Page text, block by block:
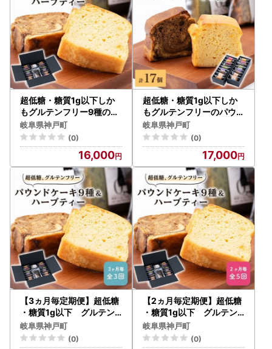
超低糖・糖質1g以下しか
もグルテンフリー9種のパ
ウンドケーキ17個と飲み
やすいハーブティーのセッ
ト【1147853】
岐阜県神戸町
(0)
16,000
超低糖・糖質1g以下しか
もグルテンフリーのパウン
ドケーキ17個 (ギフト箱入
り)【1147854】
岐阜県神戸町
(0)
17,000
【3ヵ月毎定期便】超低糖
・糖質1g以下 グルテン
フリーのパウンドケーキと
ハーブティーのセット 全3
岐阜県神戸町
(0)
【2ヵ月毎定期便】超低糖
・糖質1g以下 グルテン
フリーのパウンドケーキと
ハーブティーのセット 全5
岐阜県神戸町
(0)